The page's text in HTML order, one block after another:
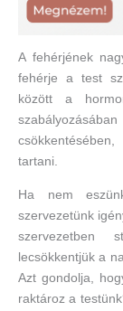
A fehérjének
fehérje a test
között a
tartani.
Ha nem
szervezetünk
szervezetben
lecsökkentjük a
Azt gondolja,
raktároz a